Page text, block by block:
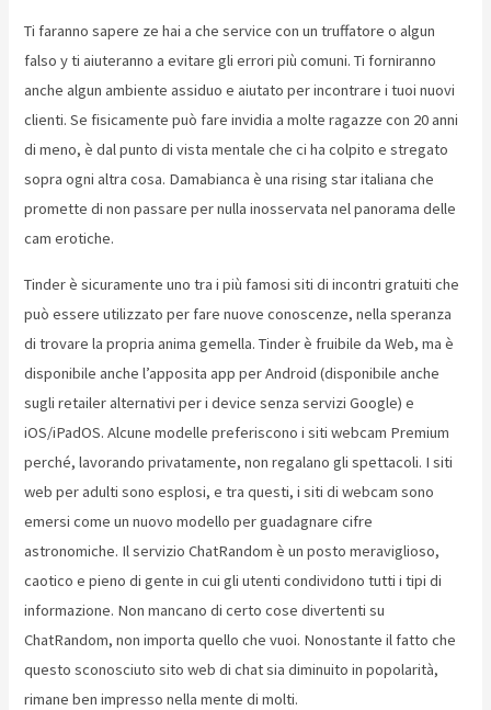
Ti faranno sapere ze hai a che service con un truffatore o algun
falso y ti aiuteranno a evitare gli errori più comuni. Ti forniranno
anche algun ambiente assiduo e aiutato per incontrare i tuoi nuovi
clienti. Se fisicamente può fare invidia a molte ragazze con 20 anni
di meno, è dal punto di vista mentale che ci ha colpito e stregato
sopra ogni altra cosa. Damabianca è una rising star italiana che
promette di non passare per nulla inosservata nel panorama delle
cam erotiche.
Tinder è sicuramente uno tra i più famosi siti di incontri gratuiti che
può essere utilizzato per fare nuove conoscenze, nella speranza
di trovare la propria anima gemella. Tinder è fruibile da Web, ma è
disponibile anche l’apposita app per Android (disponibile anche
sugli retailer alternativi per i device senza servizi Google) e
iOS/iPadOS. Alcune modelle preferiscono i siti webcam Premium
perché, lavorando privatamente, non regalano gli spettacoli. I siti
web per adulti sono esplosi, e tra questi, i siti di webcam sono
emersi come un nuovo modello per guadagnare cifre
astronomiche. Il servizio ChatRandom è un posto meraviglioso,
caotico e pieno di gente in cui gli utenti condividono tutti i tipi di
informazione. Non mancano di certo cose divertenti su
ChatRandom, non importa quello che vuoi. Nonostante il fatto che
questo sconosciuto sito web di chat sia diminuito in popolarità,
rimane ben impresso nella mente di molti.